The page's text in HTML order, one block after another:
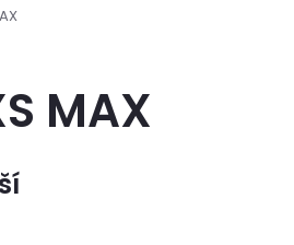
MAX